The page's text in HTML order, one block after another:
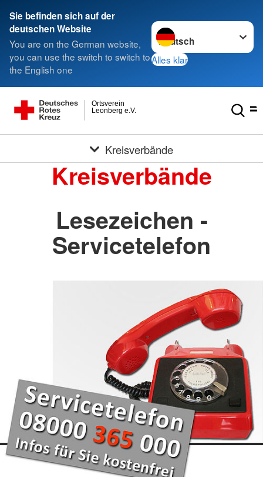
Sie befinden sich auf der
deutschen Website
You are on the German website,
you can use the switch to switch to
the English one
Sprache wechseln zu
Alles klar
Leonberg e.V.
Ortsverein
Kreisverbände
Kreisverbände
Lesezeichen -
Servicetelefon